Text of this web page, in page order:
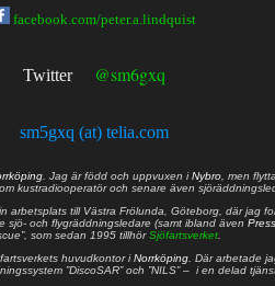
facebook.com/peter.a.lindquist
Twitter @sm6gxq
sm5gxq (at) telia.com
. Jag är född och uppvuxen iNybro , men
kustradiooperatör och senare även
arbetsplats till Västra Frölunda, Göteborg, där jag
sjö- och flygräddningsledare (samt ibland även
som sedan 1995 tillhörSjöfartsverket
huvudkontor iNorrköping . Där arbetade
”DiscoSAR” och ”NILS” – i en delad